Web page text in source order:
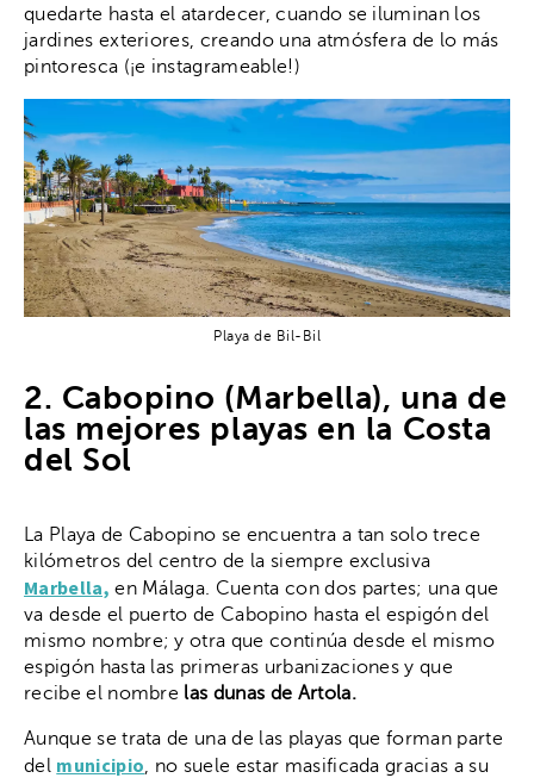
quedarte hasta el atardecer, cuando se iluminan los
jardines exteriores, creando una atmósfera de lo más
pintoresca (¡e instagrameable!)
Playa de Bil-Bil
2. Cabopino (Marbella), una de
las mejores playas en la Costa
del Sol
La Playa de Cabopino se encuentra a tan solo trece
kilómetros del centro de la siempre exclusiva
Marbella, en Málaga. Cuenta con dos partes; una que
va desde el puerto de Cabopino hasta el espigón del
mismo nombre; y otra que continúa desde el mismo
espigón hasta las primeras urbanizaciones y que
recibe el nombre las dunas de Artola.
Aunque se trata de una de las playas que forman parte
del municipio , no suele estar masificada gracias a su